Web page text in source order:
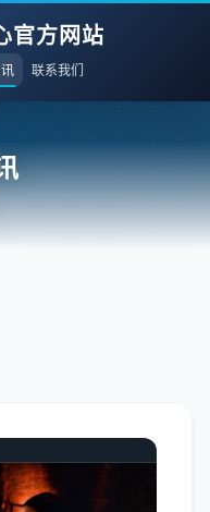
官方网站
联系我们